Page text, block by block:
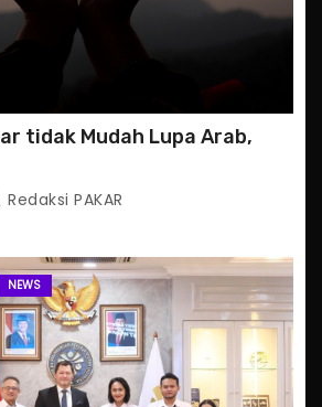
tidak Mudah Lupa Arab,
Redaksi PAKAR
NEWS